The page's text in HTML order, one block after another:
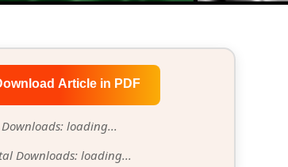
Article in PDF
Downloads: loading...
Downloads: loading...